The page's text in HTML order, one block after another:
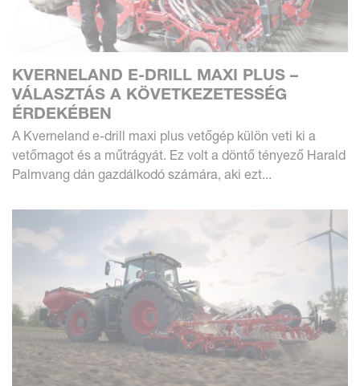
KVERNELAND E-DRILL MAXI PLUS –
VÁLASZTÁS A KÖVETKEZETESSÉG
ÉRDEKÉBEN
A Kverneland e-drill maxi plus vetőgép külön veti ki a
vetőmagot és a műtrágyát. Ez volt a döntő tényező Harald
Palmvang dán gazdálkodó számára, aki ezt...